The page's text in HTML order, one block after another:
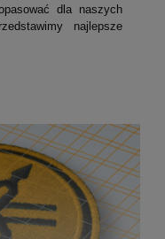
dla naszych
najlepsze